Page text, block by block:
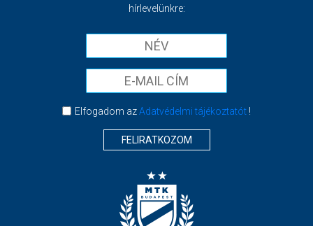
hírlevelünkre:
Elfogadom azAdatvédelmi tájékoztatót!
FELIRATKOZOM